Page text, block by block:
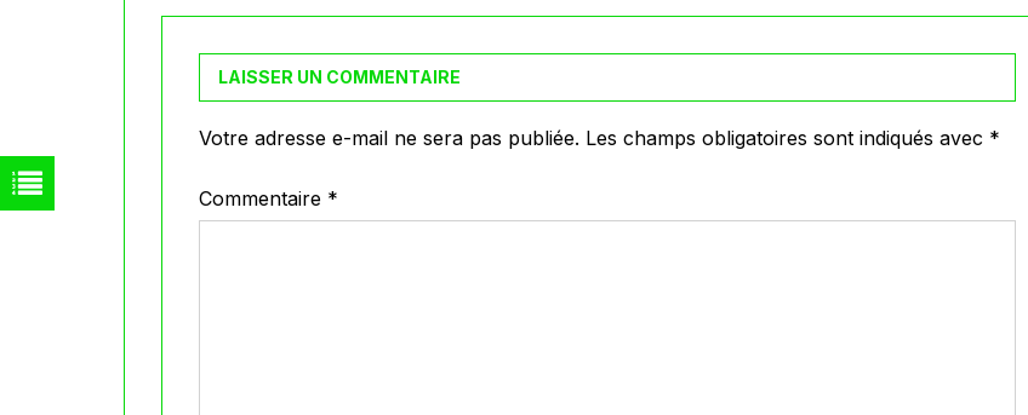
LAISSER UN COMMENTAIRE
Votre adresse e-mail ne sera pas publiée. Les champs obligatoires sont indiqués avec *
Commentaire *